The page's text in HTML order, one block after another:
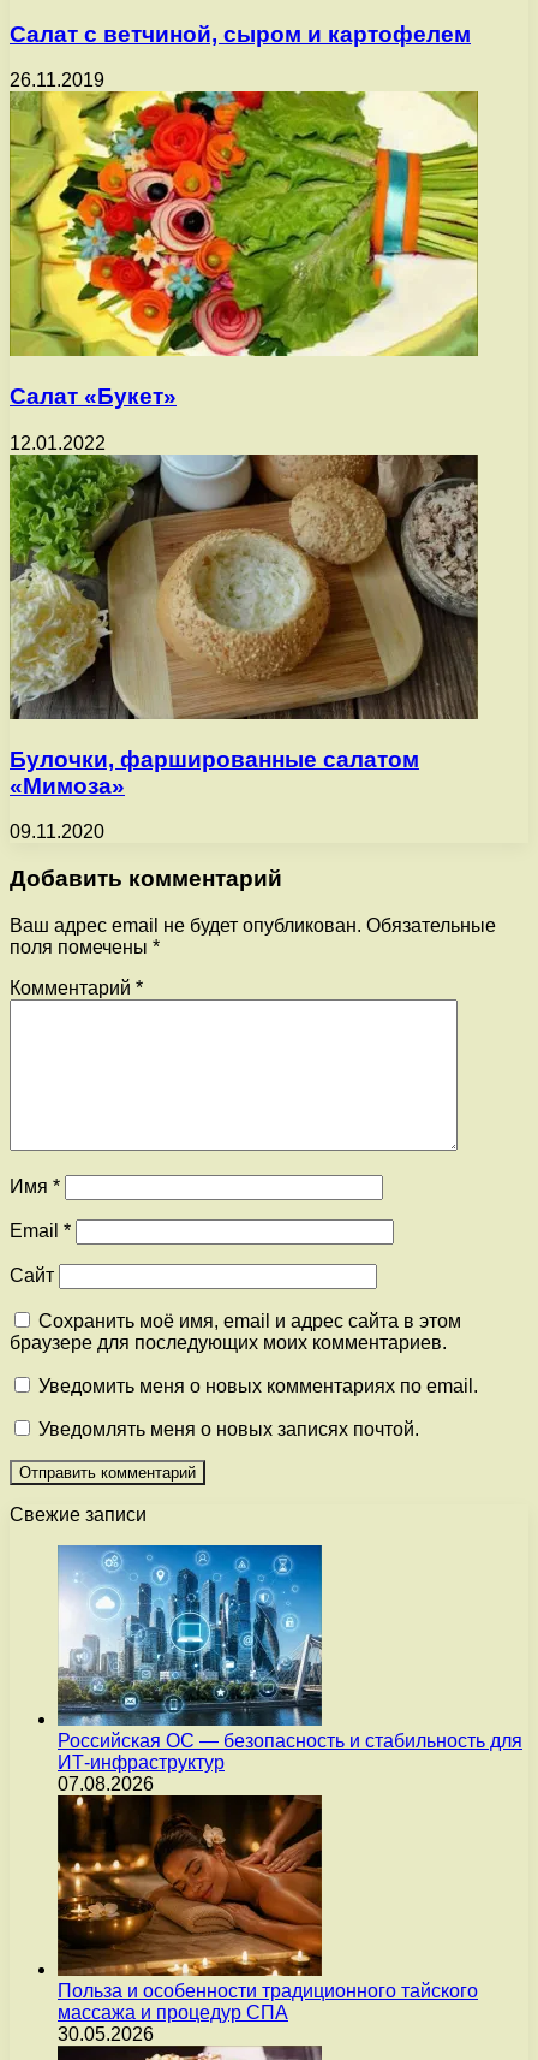
Салат с ветчиной, сыром и картофелем
26.11.2019
Салат «Букет»
12.01.2022
Булочки, фаршированные салатом
«Мимоза»
09.11.2020
Добавить комментарий
Ваш адрес email не будет опубликован. Обязательные
поля помечены *
Комментарий *
Имя *
Email *
Сайт
Сохранить моё имя, email и адрес сайта в этом
браузере для последующих моих комментариев.
Уведомить меня о новых комментариях по email.
Уведомлять меня о новых записях почтой.
Свежие записи
Российская ОС — безопасность и стабильность для
ИТ-инфраструктур
07.08.2026
Польза и особенности традиционного тайского
массажа и процедур СПА
30.05.2026